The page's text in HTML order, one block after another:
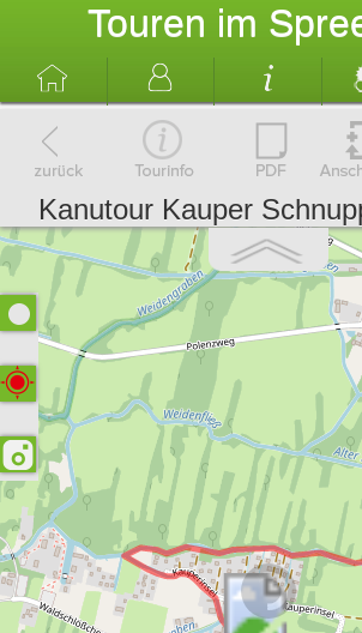
Touren im
Kanutour Kauper